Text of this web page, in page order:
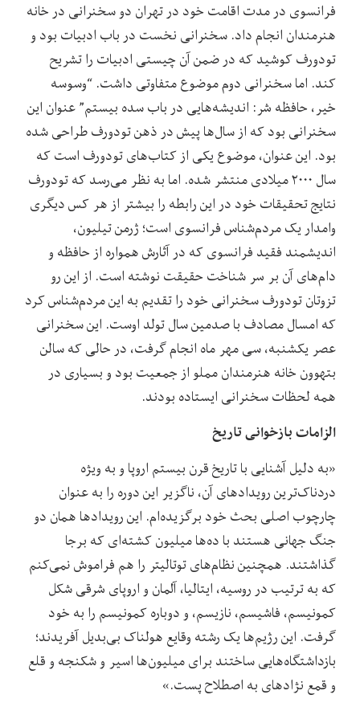
فرانسوی در مدت اقامت خود در تهران دو سخنرانی در خانه
هنرمندان انجام داد. سخنرانی نخست در باب ادبیات بود و
تودورف کوشید که در ضمن آن چیستی ادبیات را تشریح
کند. اما سخنرانی دوم موضوع متفاوتی داشت. “وسوسه
خیر، حافظه شر: اندیشه‌هایی در باب سده بیستم” عنوان این
سخنرانی بود که از سال‌ها پیش در ذهن تودورف طراحی شده
بود. این عنوان، موضوع یکی از کتاب‌های تودورف است که
سال ۲۰۰۰ میلادی منتشر شده. اما به نظر می‌رسد که تودورف
نتایج تحقیقات خود در این رابطه را بیشتر از هر کس دیگری
وامدار یک مردم‌شناس فرانسوی است؛ ژرمن تیلیون،
اندیشمند فقید فرانسوی که در آثارش همواره از حافظه و
دام‌های آن بر سر شناخت حقیقت نوشته است. از این رو
تزوتان تودورف سخنرانی خود را تقدیم به این مردم‌شناس کرد
که امسال مصادف با صدمین سال تولد اوست. این سخنرانی
عصر یکشنبه، سی مهر ماه انجام گرفت، در حالی که سالن
بتهوون خانه هنرمندان مملو از جمعیت بود و بسیاری در
همه لحظات سخنرانی ایستاده بودند.
الزامات بازخوانی تاریخ
«به دلیل آشنایی با تاریخ قرن بیستم اروپا و به ویژه
دردناک‌‌ترین رویدادهای آن، ناگزیر این دوره را به عنوان
چارچوب اصلی بحث خود برگزیده‌ام. این رویدادها همان دو
جنگ جهانی هستند با ده‌ها میلیون کشته‌‌ای که برجا
گذاشتند. همچنین نظام‌های توتالیتر را هم فراموش نمی‌کنم
که به ترتیب در روسیه، ایتالیا، آلمان و اروپای شرقی شکل
کمونیسم، فاشیسم، نازیسم، و دوباره کمونیسم را به خود
گرفت. این رژیم‌ها یک رشته وقایع هولناک بی‌بدیل آفریدند؛
بازداشتگاه‌هایی ساختند برای میلیون‌ها اسیر و شکنجه و قلع
و قمع نژادهای به اصطلاح پست.»